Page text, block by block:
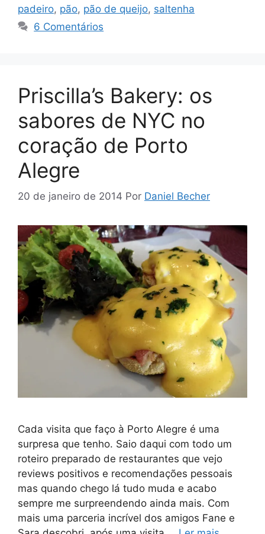
padeiro, pão, pão de queijo, saltenha
6 Comentários
Priscilla’s Bakery: os
sabores de NYC no
coração de Porto
Alegre
20 de janeiro de 2014 Por Daniel Becher
Cada visita que faço à Porto Alegre é uma
surpresa que tenho. Saio daqui com todo um
roteiro preparado de restaurantes que vejo
reviews positivos e recomendações pessoais
mas quando chego lá tudo muda e acabo
sempre me surpreendendo ainda mais. Com
mais uma parceria incrível dos amigos Fane e